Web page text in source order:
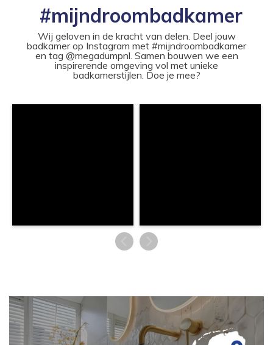
#mijndroombadkamer
Wij geloven in de kracht van delen. Deel jouw
badkamer op Instagram met #mijndroombadkamer
en tag @megadumpnl. Samen bouwen we een
inspirerende omgeving vol met unieke
badkamerstijlen. Doe je mee?